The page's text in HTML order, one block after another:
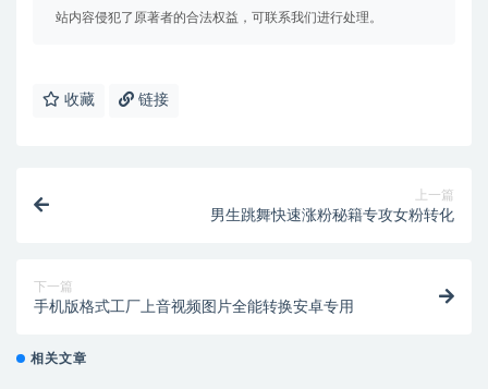
站内容侵犯了原著者的合法权益，可联系我们进行处理。
收藏 链接
上一篇
男生跳舞快速涨粉秘籍专攻女粉转化
下一篇
手机版格式工厂上音视频图片全能转换安卓专用
相关文章